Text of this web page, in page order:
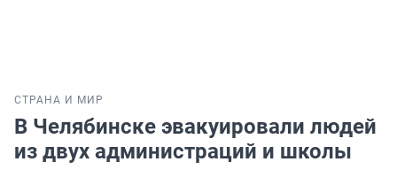
СТРАНА И МИР
В Челябинске эвакуировали людей
из двух администраций и школы